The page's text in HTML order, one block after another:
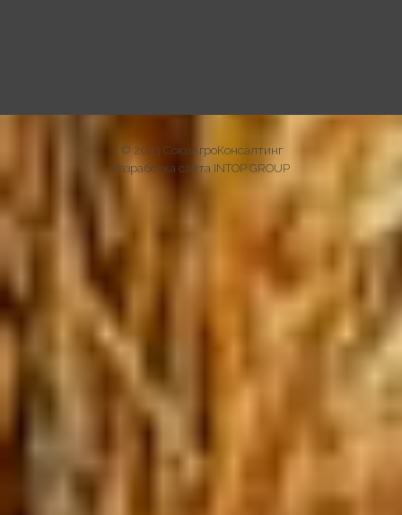
© 2023 СоюзАгроКонсалтинг
Разработка сайта INTOP GROUP